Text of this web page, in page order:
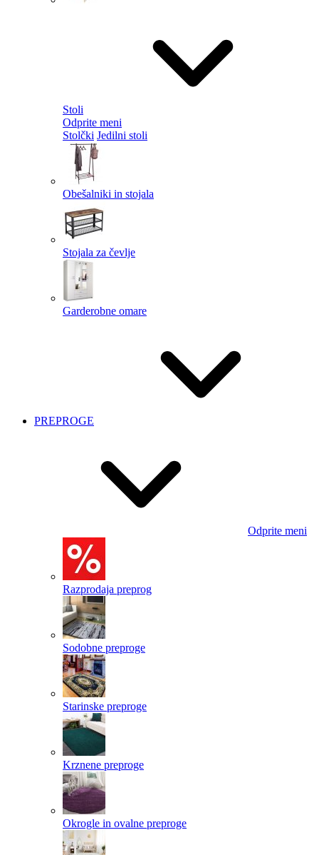
Stoli
Odprite meni
Stolčki Jedilni stoli
Obešalniki in stojala
Stojala za čevlje
Garderobne omare
PREPROGE
Odprite meni
Razprodaja preprog
Sodobne preproge
Starinske preproge
Krznene preproge
Okrogle in ovalne preproge